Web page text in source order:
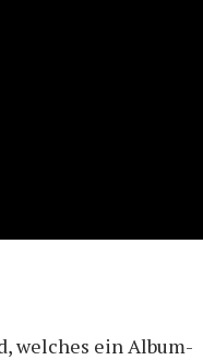
welches ein Album-